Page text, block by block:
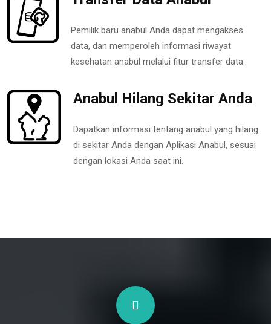
Pemilik baru anabul Anda dapat mengakses
data, dan memperoleh informasi riwayat
kesehatan anabul melalui fitur transfer data.
Anabul Hilang Sekitar Anda
Dapatkan informasi tentang anabul yang hilang
di sekitar Anda dengan Aplikasi Anabul, sesuai
dengan lokasi Anda saat ini.